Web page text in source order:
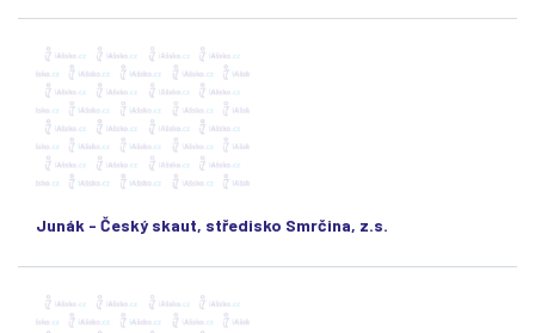
Junák - Český skaut, středisko Smrčina, z.s.